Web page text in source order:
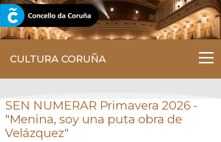
CULTURA CORUÑA
CORUNA.GAL
SEN NUMERAR Primavera 2026 -
"Menina, soy una puta obra de
Velázquez"